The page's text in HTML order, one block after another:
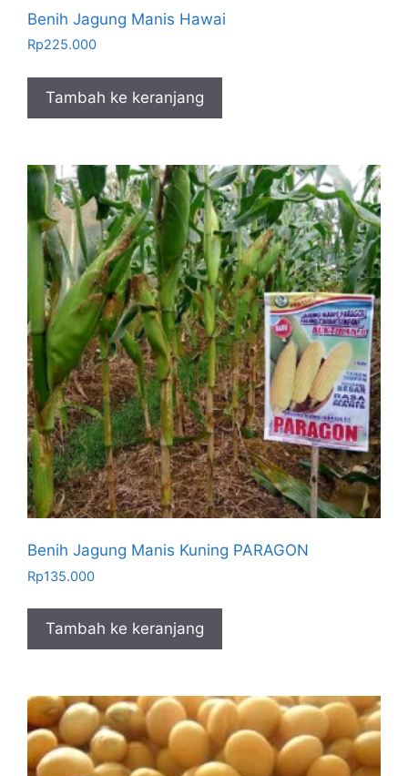
Benih Jagung Manis Hawai
Rp225.000
Tambah ke keranjang
Benih Jagung Manis Kuning PARAGON
Rp135.000
Tambah ke keranjang